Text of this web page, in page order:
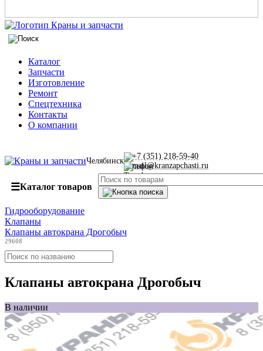
Каталог
Запчасти
Изготовление
Ремонт
Спецтехника
Контакты
О компании
Челябинск
+7 (351) 218-59-40
mail@kranzapchasti.ru
☰Каталог товаров
Гидрооборудование
Клапаны
Клапаны автокрана Дрогобыч
29608
Клапаны автокрана Дрогобыч
В наличии